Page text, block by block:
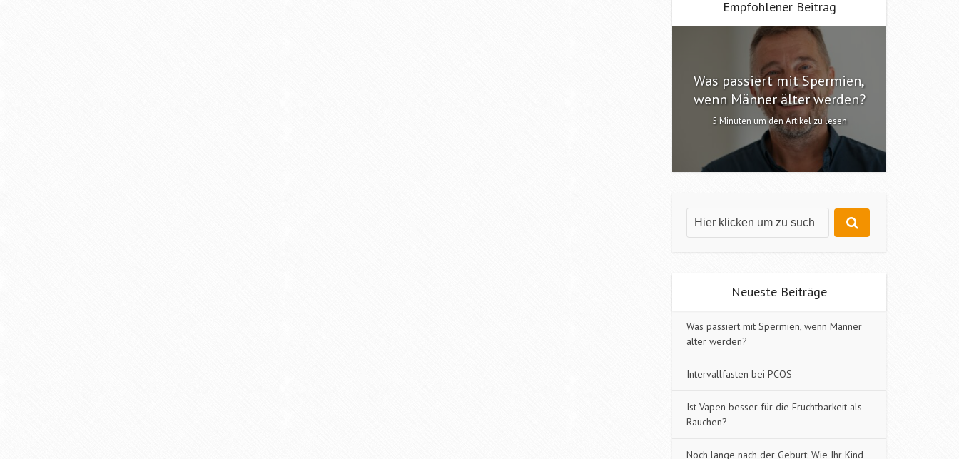
Empfohlener Beitrag
Was passiert mit Spermien,
wenn Männer älter werden?
5 Minuten um den Artikel zu lesen
Neueste Beiträge
Was passiert mit Spermien, wenn Männer
älter werden?
Intervallfasten bei PCOS
Ist Vapen besser für die Fruchtbarkeit als
Rauchen?
Noch lange nach der Geburt: Wie Ihr Kind